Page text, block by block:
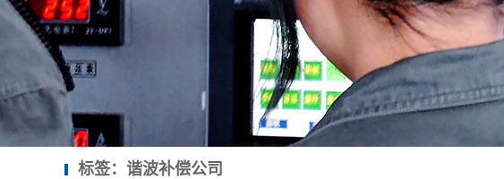
电能质量分析仪
Stat-X:热气溶胶自动灭火
装置
标签：谐波补偿公司